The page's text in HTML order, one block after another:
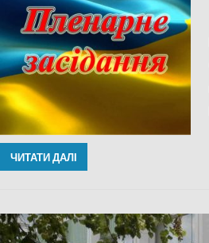
ЧИТАТИ ДАЛІ